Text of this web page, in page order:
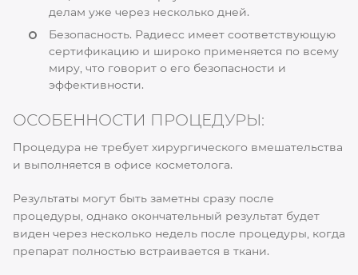
делам уже через несколько дней.
Безопасность. Радиесс имеет соответствующую
сертификацию и широко применяется по всему
миру, что говорит о его безопасности и
эффективности.
ОСОБЕННОСТИ ПРОЦЕДУРЫ:
Процедура не требует хирургического вмешательства
и выполняется в офисе косметолога.
Результаты могут быть заметны сразу после
процедуры, однако окончательный результат будет
виден через несколько недель после процедуры, когда
препарат полностью встраивается в ткани.